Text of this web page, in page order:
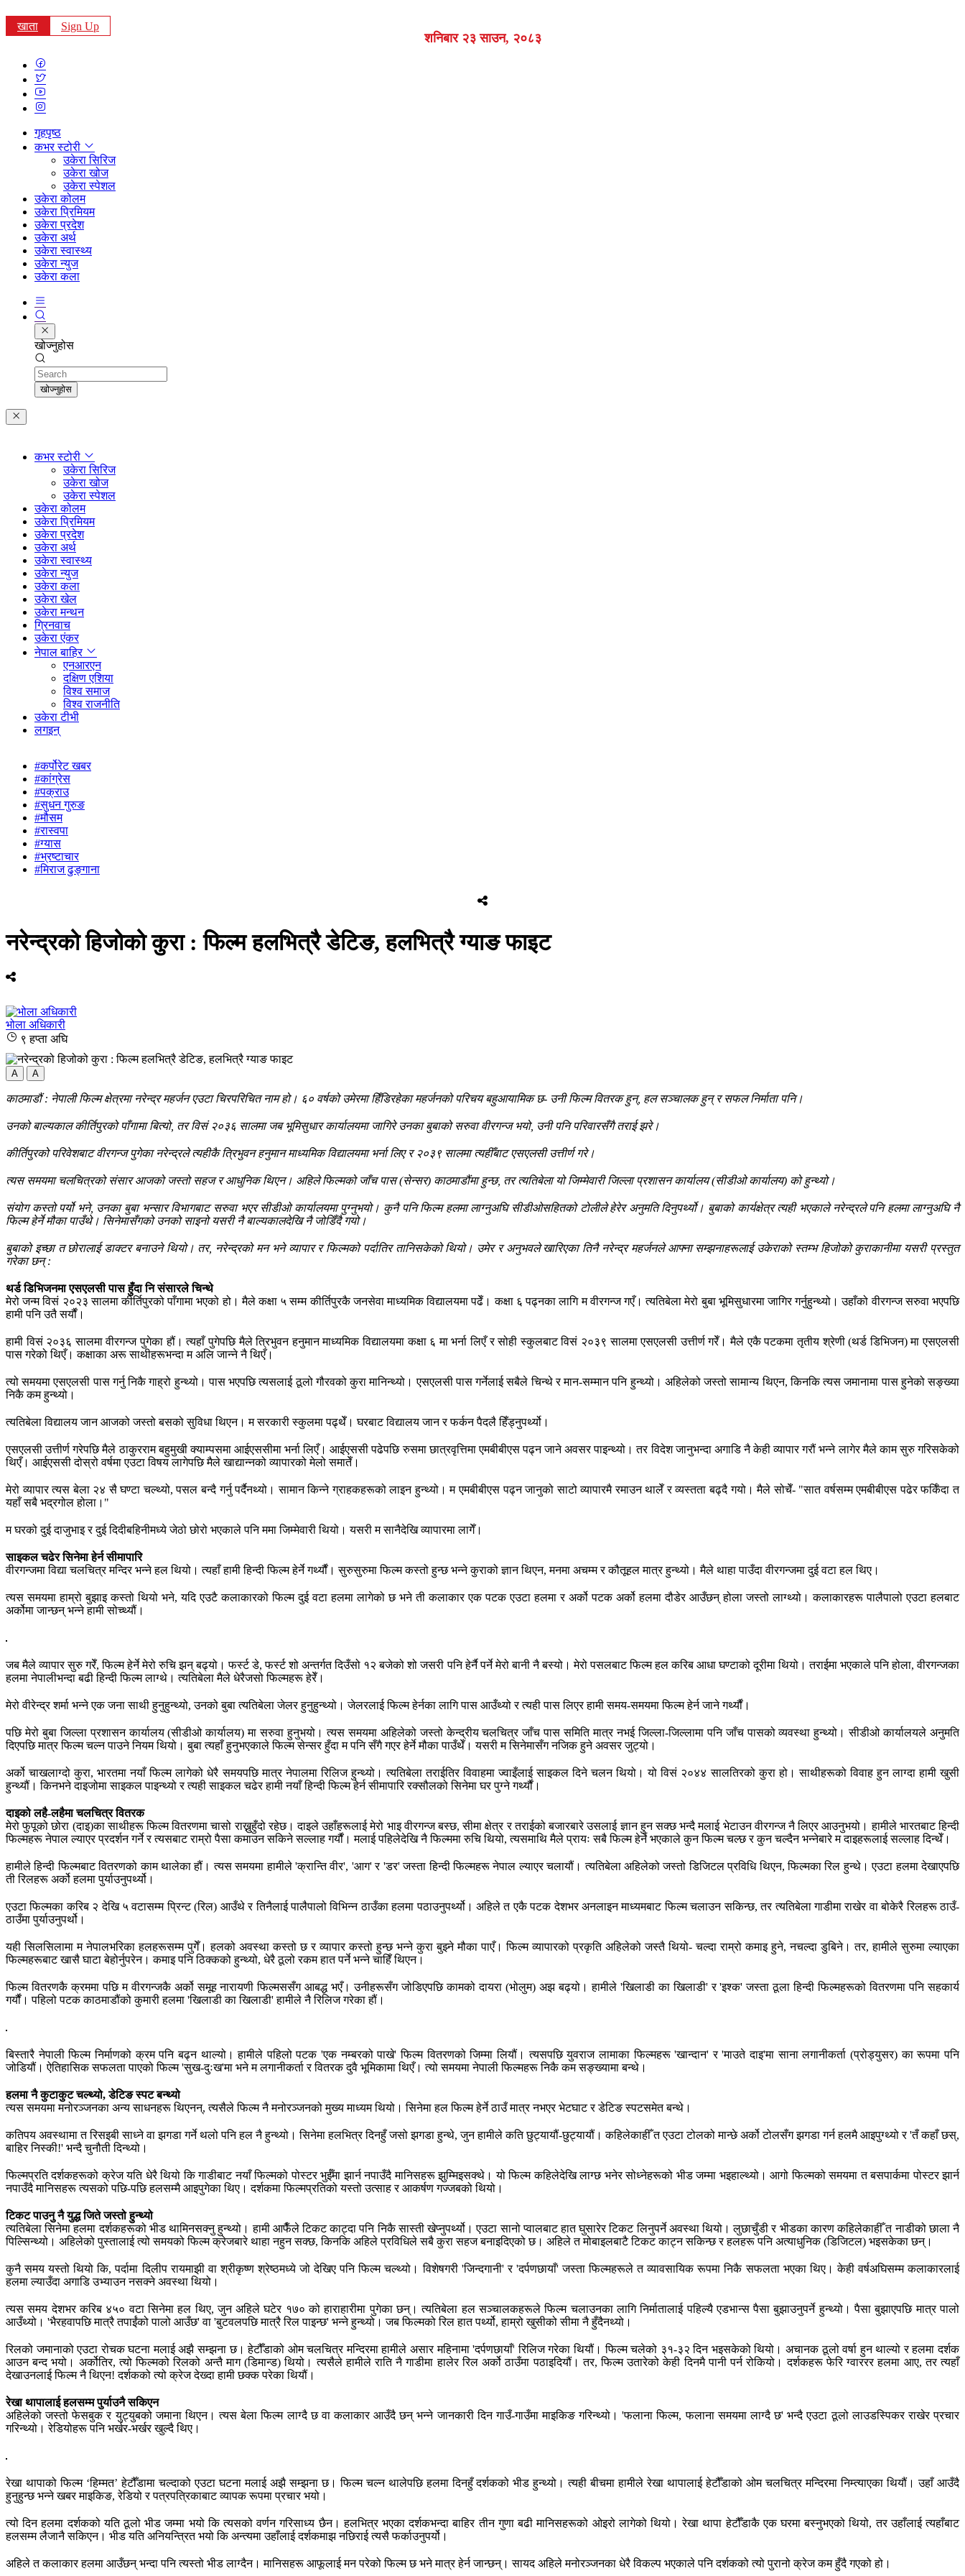
खाता Sign Up
शनिबार २३ साउन, २०८३
गृहपृष्ठ
कभर स्टोरी
उकेरा सिरिज
उकेरा खोज
उकेरा स्पेशल
उकेरा कोलम
उकेरा प्रिमियम
उकेरा प्रदेश
उकेरा अर्थ
उकेरा स्वास्थ्य
उकेरा न्युज
उकेरा कला
खोज्नुहोस
Search
खोज्नुहोस
कभर स्टोरी
उकेरा सिरिज
उकेरा खोज
उकेरा स्पेशल
उकेरा कोलम
उकेरा प्रिमियम
उकेरा प्रदेश
उकेरा अर्थ
उकेरा स्वास्थ्य
उकेरा न्युज
उकेरा कला
उकेरा खेल
उकेरा मन्थन
ग्रिनवाच
उकेरा एंकर
नेपाल बाहिर
एनआरएन
दक्षिण एशिया
विश्व समाज
विश्व राजनीति
उकेरा टीभी
लगइन्
#कर्पोरेट खबर
#कांग्रेस
#पक्राउ
#सुधन गुरुङ
#मौसम
#रास्वपा
#ग्यास
#भ्रष्टाचार
#मिराज ढुङ्गाना
नरेन्द्रको हिजोको कुरा : फिल्म हलभित्रै डेटिङ, हलभित्रै ग्याङ फाइट
भोला अधिकारी
९ हप्ता अघि
A A
काठमाडौं : नेपाली फिल्म क्षेत्रमा नरेन्द्र महर्जन एउटा चिरपरिचित नाम हो। ६० वर्षको उमेरमा हिँडिरहेका महर्जनको परिचय बहुआयामिक छ- उनी फिल्म वितरक हुन्, हल सञ्चालक हुन् र सफल निर्माता पनि।
उनको बाल्यकाल कीर्तिपुरको पाँगामा बित्यो, तर विसं २०३६ सालमा जब भूमिसुधार कार्यालयमा जागिरे उनका बुबाको सरुवा वीरगन्ज भयो, उनी पनि परिवारसँगै तराई झरे।
कीर्तिपुरको परिवेशबाट वीरगन्ज पुगेका नरेन्द्रले त्यहीकै त्रिभुवन हनुमान माध्यमिक विद्यालयमा भर्ना लिए र २०३९ सालमा त्यहीँबाट एसएलसी उत्तीर्ण गरे।
त्यस समयमा चलचित्रको संसार आजको जस्तो सहज र आधुनिक थिएन। अहिले फिल्मको जाँच पास (सेन्सर) काठमाडौंमा हुन्छ, तर त्यतिबेला यो जिम्मेवारी जिल्ला प्रशासन कार्यालय (सीडीओ कार्यालय) को हुन्थ्यो।
संयोग कस्तो पर्यो भने, उनका बुबा भन्सार विभागबाट सरुवा भएर सीडीओ कार्यालयमा पुग्नुभयो। कुनै पनि फिल्म हलमा लाग्नुअघि सीडीओसहितको टोलीले हेरेर अनुमति दिनुपर्थ्यो। बुबाको कार्यक्षेत्र त्यही भएकाले नरेन्द्रले पनि हलमा लाग्नुअघि नै
फिल्म हेर्ने मौका पाउँथे। सिनेमासँगको उनको साइनो यसरी नै बाल्यकालदेखि नै जोडिँदै गयो।
बुबाको इच्छा त छोरालाई डाक्टर बनाउने थियो। तर, नरेन्द्रको मन भने व्यापार र फिल्मको पर्दातिर तानिसकेको थियो। उमेर र अनुभवले खारिएका तिनै नरेन्द्र महर्जनले आफ्ना सम्झनाहरूलाई उकेराको स्तम्भ हिजोको कुराकानीमा यसरी प्रस्तुत
गरेका छन् :
थर्ड डिभिजनमा एसएलसी पास हुँदा नि संसारले चिन्थे
मेरो जन्म विसं २०२३ सालमा कीर्तिपुरको पाँगामा भएको हो। मैले कक्षा ५ सम्म कीर्तिपुरकै जनसेवा माध्यमिक विद्यालयमा पढेँ। कक्षा ६ पढ्नका लागि म वीरगन्ज गएँ। त्यतिबेला मेरो बुबा भूमिसुधारमा जागिर गर्नुहुन्थ्यो। उहाँको वीरगन्ज सरुवा भएपछि
हामी पनि उतै सर्यौं।
हामी विसं २०३६ सालमा वीरगन्ज पुगेका हौं। त्यहाँ पुगेपछि मैले त्रिभुवन हनुमान माध्यमिक विद्यालयमा कक्षा ६ मा भर्ना लिएँ र सोही स्कुलबाट विसं २०३९ सालमा एसएलसी उत्तीर्ण गरेँ। मैले एकै पटकमा तृतीय श्रेणी (थर्ड डिभिजन) मा एसएलसी
पास गरेको थिएँ। कक्षाका अरू साथीहरूभन्दा म अलि जान्ने नै थिएँ।
त्यो समयमा एसएलसी पास गर्नु निकै गाह्रो हुन्थ्यो। पास भएपछि त्यसलाई ठूलो गौरवको कुरा मानिन्थ्यो। एसएलसी पास गर्नेलाई सबैले चिन्थे र मान-सम्मान पनि हुन्थ्यो। अहिलेको जस्तो सामान्य थिएन, किनकि त्यस जमानामा पास हुनेको सङ्ख्या
निकै कम हुन्थ्यो।
त्यतिबेला विद्यालय जान आजको जस्तो बसको सुविधा थिएन। म सरकारी स्कुलमा पढ्थेँ। घरबाट विद्यालय जान र फर्कन पैदलै हिँड्नुपर्थ्यो।
एसएलसी उत्तीर्ण गरेपछि मैले ठाकुरराम बहुमुखी क्याम्पसमा आईएससीमा भर्ना लिएँ। आईएससी पढेपछि रुसमा छात्रवृत्तिमा एमबीबीएस पढ्न जाने अवसर पाइन्थ्यो। तर विदेश जानुभन्दा अगाडि नै केही व्यापार गरौं भन्ने लागेर मैले काम सुरु गरिसकेको
थिएँ। आईएससी दोस्रो वर्षमा एउटा विषय लागेपछि मैले खाद्यान्नको व्यापारको मेलो समातेँ।
मेरो व्यापार त्यस बेला २४ सै घण्टा चल्थ्यो, पसल बन्दै गर्नु पर्दैनथ्यो। सामान किन्ने ग्राहकहरूको लाइन हुन्थ्यो। म एमबीबीएस पढ्न जानुको साटो व्यापारमै रमाउन थालेँ र व्यस्तता बढ्दै गयो। मैले सोचेँ- "सात वर्षसम्म एमबीबीएस पढेर फर्किँदा त
यहाँ सबै भद्रगोल होला।"
म घरको दुई दाजुभाइ र दुई दिदीबहिनीमध्ये जेठो छोरो भएकाले पनि ममा जिम्मेवारी थियो। यसरी म सानैदेखि व्यापारमा लागेँ।
साइकल चढेर सिनेमा हेर्न सीमापारि
वीरगन्जमा विद्या चलचित्र मन्दिर भन्ने हल थियो। त्यहाँ हामी हिन्दी फिल्म हेर्ने गर्थ्यौं। सुरुसुरुमा फिल्म कस्तो हुन्छ भन्ने कुराको ज्ञान थिएन, मनमा अचम्म र कौतूहल मात्र हुन्थ्यो। मैले थाहा पाउँदा वीरगन्जमा दुई वटा हल थिए।
त्यस समयमा हाम्रो बुझाइ कस्तो थियो भने, यदि एउटै कलाकारको फिल्म दुई वटा हलमा लागेको छ भने ती कलाकार एक पटक एउटा हलमा र अर्को पटक अर्को हलमा दौडेर आउँछन् होला जस्तो लाग्थ्यो। कलाकारहरू पालैपालो एउटा हलबाट
अर्कोमा जान्छन् भन्ने हामी सोच्थ्यौं।
जब मैले व्यापार सुरु गरेँ, फिल्म हेर्ने मेरो रुचि झन् बढ्यो। फर्स्ट डे, फर्स्ट शो अन्तर्गत दिउँसो १२ बजेको शो जसरी पनि हेर्नै पर्ने मेरो बानी नै बस्यो। मेरो पसलबाट फिल्म हल करिब आधा घण्टाको दूरीमा थियो। तराईमा भएकाले पनि होला, वीरगन्जका
हलमा नेपालीभन्दा बढी हिन्दी फिल्म लाग्थे। त्यतिबेला मैले धेरैजसो फिल्महरू हेरेँ।
मेरो वीरेन्द्र शर्मा भन्ने एक जना साथी हुनुहुन्थ्यो, उनको बुबा त्यतिबेला जेलर हुनुहुन्थ्यो। जेलरलाई फिल्म हेर्नका लागि पास आउँथ्यो र त्यही पास लिएर हामी समय-समयमा फिल्म हेर्न जाने गर्थ्यौं।
पछि मेरो बुबा जिल्ला प्रशासन कार्यालय (सीडीओ कार्यालय) मा सरुवा हुनुभयो। त्यस समयमा अहिलेको जस्तो केन्द्रीय चलचित्र जाँच पास समिति मात्र नभई जिल्ला-जिल्लामा पनि जाँच पासको व्यवस्था हुन्थ्यो। सीडीओ कार्यालयले अनुमति
दिएपछि मात्र फिल्म चल्न पाउने नियम थियो। बुबा त्यहाँ हुनुभएकाले फिल्म सेन्सर हुँदा म पनि सँगै गएर हेर्ने मौका पाउँथेँ। यसरी म सिनेमासँग नजिक हुने अवसर जुट्यो।
अर्को चाखलाग्दो कुरा, भारतमा नयाँ फिल्म लागेको धेरै समयपछि मात्र नेपालमा रिलिज हुन्थ्यो। त्यतिबेला तराईतिर विवाहमा ज्वाइँलाई साइकल दिने चलन थियो। यो विसं २०४४ सालतिरको कुरा हो। साथीहरूको विवाह हुन लाग्दा हामी खुसी
हुन्थ्यौं। किनभने दाइजोमा साइकल पाइन्थ्यो र त्यही साइकल चढेर हामी नयाँ हिन्दी फिल्म हेर्न सीमापारि रक्सौलको सिनेमा घर पुग्ने गर्थ्यौं।
दाइको लहै-लहैमा चलचित्र वितरक
मेरो फुपूको छोरा (दाइ)का साथीहरू फिल्म वितरणमा चासो राख्नुहुँदो रहेछ। दाइले उहाँहरूलाई मेरो भाइ वीरगन्ज बस्छ, सीमा क्षेत्र र तराईको बजारबारे उसलाई ज्ञान हुन सक्छ भन्दै मलाई भेटाउन वीरगन्ज नै लिएर आउनुभयो। हामीले भारतबाट हिन्दी
फिल्महरू नेपाल ल्याएर प्रदर्शन गर्ने र त्यसबाट राम्रो पैसा कमाउन सकिने सल्लाह गर्यौं। मलाई पहिलेदेखि नै फिल्ममा रुचि थियो, त्यसमाथि मैले प्रायः सबै फिल्म हेर्ने भएकाले कुन फिल्म चल्छ र कुन चल्दैन भन्नेबारे म दाइहरूलाई सल्लाह दिन्थेँ।
हामीले हिन्दी फिल्मबाट वितरणको काम थालेका हौं। त्यस समयमा हामीले 'क्रान्ति वीर', 'आग' र 'डर' जस्ता हिन्दी फिल्महरू नेपाल ल्याएर चलायौं। त्यतिबेला अहिलेको जस्तो डिजिटल प्रविधि थिएन, फिल्मका रिल हुन्थे। एउटा हलमा देखाएपछि
ती रिलहरू अर्को हलमा पुर्याउनुपर्थ्यो।
एउटा फिल्मका करिब २ देखि ५ वटासम्म प्रिन्ट (रिल) आउँथे र तिनैलाई पालैपालो विभिन्न ठाउँका हलमा पठाउनुपर्थ्यो। अहिले त एकै पटक देशभर अनलाइन माध्यमबाट फिल्म चलाउन सकिन्छ, तर त्यतिबेला गाडीमा राखेर वा बोकेरै रिलहरू ठाउँ-
ठाउँमा पुर्याउनुपर्थो।
यही सिलसिलामा म नेपालभरिका हलहरूसम्म पुगेँ। हलको अवस्था कस्तो छ र व्यापार कस्तो हुन्छ भन्ने कुरा बुझ्ने मौका पाएँ। फिल्म व्यापारको प्रकृति अहिलेको जस्तै थियो- चल्दा राम्रो कमाइ हुने, नचल्दा डुबिने। तर, हामीले सुरुमा ल्याएका
फिल्महरूबाट खासै घाटा बेहोर्नुपरेन। कमाइ पनि ठिक्कको हुन्थ्यो, धेरै ठूलो रकम हात पर्ने भन्ने चाहिँ थिएन।
फिल्म वितरणकै क्रममा पछि म वीरगन्जकै अर्को समूह नारायणी फिल्मससँग आबद्ध भएँ। उनीहरूसँग जोडिएपछि कामको दायरा (भोलुम) अझ बढ्यो। हामीले 'खिलाडी का खिलाडी' र 'इश्क' जस्ता ठूला हिन्दी फिल्महरूको वितरणमा पनि सहकार्य
गर्यौं। पहिलो पटक काठमाडौंको कुमारी हलमा 'खिलाडी का खिलाडी' हामीले नै रिलिज गरेका हौं।
बिस्तारै नेपाली फिल्म निर्माणको क्रम पनि बढ्न थाल्यो। हामीले पहिलो पटक 'एक नम्बरको पाखे' फिल्म वितरणको जिम्मा लियौं। त्यसपछि युवराज लामाका फिल्महरू 'खान्दान' र 'माउते दाइ'मा साना लगानीकर्ता (प्रोड्युसर) का रूपमा पनि
जोडियौं। ऐतिहासिक सफलता पाएको फिल्म 'सुख-दुःख'मा भने म लगानीकर्ता र वितरक दुवै भूमिकामा थिएँ। त्यो समयमा नेपाली फिल्महरू निकै कम सङ्ख्यामा बन्थे।
हलमा नै कुटाकुट चल्थ्यो, डेटिङ स्पट बन्थ्यो
त्यस समयमा मनोरञ्जनका अन्य साधनहरू थिएनन्, त्यसैले फिल्म नै मनोरञ्जनको मुख्य माध्यम थियो। सिनेमा हल फिल्म हेर्ने ठाउँ मात्र नभएर भेटघाट र डेटिङ स्पटसमेत बन्थे।
कतिपय अवस्थामा त रिसइबी साध्ने वा झगडा गर्ने थलो पनि हल नै हुन्थ्यो। सिनेमा हलभित्र दिनहुँ जसो झगडा हुन्थे, जुन हामीले कति छुट्यायौं-छुट्यायौं। कहिलेकाहीँ त एउटा टोलको मान्छे अर्को टोलसँग झगडा गर्न हलमै आइपुग्थ्यो र 'तँ कहाँ छस्,
बाहिर निस्की!' भन्दै चुनौती दिन्थ्यो।
फिल्मप्रति दर्शकहरूको क्रेज यति धेरै थियो कि गाडीबाट नयाँ फिल्मको पोस्टर भुईँमा झार्न नपाउँदै मानिसहरू झुम्मिइसक्थे। यो फिल्म कहिलेदेखि लाग्छ भनेर सोध्नेहरूको भीड जम्मा भइहाल्थ्यो। आगो फिल्मको समयमा त बसपार्कमा पोस्टर झार्न
नपाउँदै मानिसहरू त्यसको पछि-पछि हलसम्मै आइपुगेका थिए। दर्शकमा फिल्मप्रतिको यस्तो उत्साह र आकर्षण गज्जबको थियो।
टिकट पाउनु नै युद्ध जिते जस्तो हुन्थ्यो
त्यतिबेला सिनेमा हलमा दर्शकहरूको भीड थामिनसक्नु हुन्थ्यो। हामी आफैँले टिकट काट्दा पनि निकै सास्ती खेप्नुपर्थ्यो। एउटा सानो प्वालबाट हात घुसारेर टिकट लिनुपर्ने अवस्था थियो। लुछाचुँडी र भीडका कारण कहिलेकाहीँ त नाडीको छाला नै
पिल्सिन्थ्यो। अहिलेको पुस्तालाई त्यो समयको फिल्म क्रेजबारे थाहा नहुन सक्छ, किनकि अहिले प्रविधिले सबै कुरा सहज बनाइदिएको छ। अहिले त मोबाइलबाटै टिकट काट्न सकिन्छ र हलहरू पनि अत्याधुनिक (डिजिटल) भइसकेका छन्।
कुनै समय यस्तो थियो कि, पर्दामा दिलीप रायमाझी वा श्रीकृष्ण श्रेष्ठमध्ये जो देखिए पनि फिल्म चल्थ्यो। विशेषगरी 'जिन्दगानी' र 'दर्पणछायाँ' जस्ता फिल्महरूले त व्यावसायिक रूपमा निकै सफलता भएका थिए। केही वर्षअघिसम्म कलाकारलाई
हलमा ल्याउँदा अगाडि उभ्याउन नसक्ने अवस्था थियो।
त्यस समय देशभर करिब ४५० वटा सिनेमा हल थिए, जुन अहिले घटेर १७० को हाराहारीमा पुगेका छन्। त्यतिबेला हल सञ्चालकहरूले फिल्म चलाउनका लागि निर्मातालाई पहिल्यै एडभान्स पैसा बुझाउनुपर्ने हुन्थ्यो। पैसा बुझाएपछि मात्र पालो
आउँथ्यो। 'भैरहवापछि मात्रै तपाईंको पालो आउँछ' वा 'बुटवलपछि मात्रै रिल पाइन्छ' भन्ने हुन्थ्यो। जब फिल्मको रिल हात पर्थ्यो, हाम्रो खुसीको सीमा नै हुँदैनथ्यो।
रिलको जमानाको एउटा रोचक घटना मलाई अझै सम्झना छ। हेटौँडाको ओम चलचित्र मन्दिरमा हामीले असार महिनामा 'दर्पणछायाँ' रिलिज गरेका थियौं। फिल्म चलेको ३१-३२ दिन भइसकेको थियो। अचानक ठूलो वर्षा हुन थाल्यो र हलमा दर्शक
आउन बन्द भयो। अर्कोतिर, त्यो फिल्मको रिलको अन्तै माग (डिमान्ड) थियो। त्यसैले हामीले राति नै गाडीमा हालेर रिल अर्को ठाउँमा पठाइदियौं। तर, फिल्म उतारेको केही दिनमै पानी पर्न रोकियो। दर्शकहरू फेरि ग्वाररर हलमा आए, तर त्यहाँ
देखाउनलाई फिल्म नै थिएन! दर्शकको त्यो क्रेज देख्दा हामी छक्क परेका थियौं।
रेखा थापालाई हलसम्म पुर्याउनै सकिएन
अहिलेको जस्तो फेसबुक र युट्युबको जमाना थिएन। त्यस बेला फिल्म लाग्दै छ वा कलाकार आउँदै छन् भन्ने जानकारी दिन गाउँ-गाउँमा माइकिङ गरिन्थ्यो। 'फलाना फिल्म, फलाना समयमा लाग्दै छ' भन्दै एउटा ठूलो लाउडस्पिकर राखेर प्रचार
गरिन्थ्यो। रेडियोहरू पनि भर्खर-भर्खर खुल्दै थिए।
रेखा थापाको फिल्म ‘हिम्मत’ हेटौँडामा चल्दाको एउटा घटना मलाई अझै सम्झना छ। फिल्म चल्न थालेपछि हलमा दिनहुँ दर्शकको भीड हुन्थ्यो। त्यही बीचमा हामीले रेखा थापालाई हेटौँडाको ओम चलचित्र मन्दिरमा निम्त्याएका थियौं। उहाँ आउँदै
हुनुहुन्छ भन्ने खबर माइकिङ, रेडियो र पत्रपत्रिकाबाट व्यापक रूपमा प्रचार भयो।
त्यो दिन हलमा दर्शकको यति ठूलो भीड जम्मा भयो कि त्यसको वर्णन गरिसाध्य छैन। हलभित्र भएका दर्शकभन्दा बाहिर तीन गुणा बढी मानिसहरूको ओइरो लागेको थियो। रेखा थापा हेटौँडाकै एक घरमा बस्नुभएको थियो, तर उहाँलाई त्यहाँबाट
हलसम्म लैजानै सकिएन। भीड यति अनियन्त्रित भयो कि अन्त्यमा उहाँलाई दर्शकमाझ नछिराई त्यसै फर्काउनुपर्यो।
अहिले त कलाकार हलमा आउँछन् भन्दा पनि त्यस्तो भीड लाग्दैन। मानिसहरू आफूलाई मन परेको फिल्म छ भने मात्र हेर्न जान्छन्। सायद अहिले मनोरञ्जनका धेरै विकल्प भएकाले पनि दर्शकको त्यो पुरानो क्रेज कम हुँदै गएको हो।